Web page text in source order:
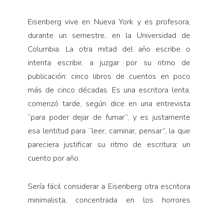
Personajes secundarios
Política
Relecturas
Turismo accidental
Vidas paralelas
Voces y lecturas
Eisenberg vive en Nueva York y es profesora,
durante un semestre, en la Universidad de
Columbia. La otra mitad del año escribe o
intenta escribir, a juzgar por su ritmo de
publicación: cinco libros de cuentos en poco
más de cinco décadas. Es una escritora lenta,
comenzó tarde, según dice en una entrevista
“para poder dejar de fumar”, y es justamente
esa lentitud para “leer, caminar, pensar”, la que
pareciera justificar su ritmo de escritura: un
cuento por año.
Sería fácil considerar a Eisenberg otra escritora
minimalista, concentrada en los horrores